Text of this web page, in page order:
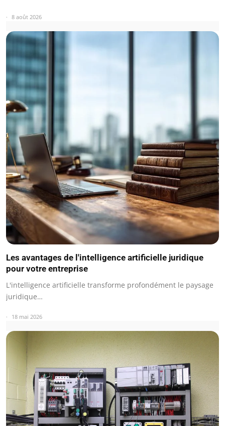
8 août 2026
Les avantages de l'intelligence artificielle juridique
pour votre entreprise
L'intelligence artificielle transforme profondément le paysage
juridique…
18 mai 2026